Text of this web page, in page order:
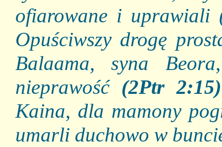
ofiarowane i uprawiali
Opuściwszy drogę
Balaama, syna
nieprawość (2Ptr 2:15)
Kaina, dla mamony
umarli duchowo w